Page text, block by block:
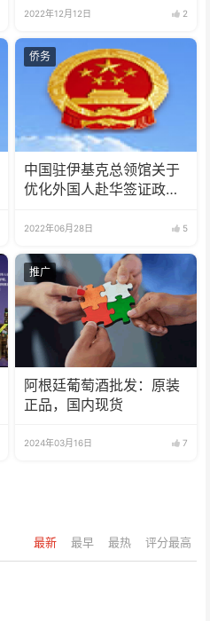
2022年12月12日 2
侨务
中国驻伊基克总领馆关于
优化外国人赴华签证政策
2022年06月28日 5
推广
阿根廷葡萄酒批发：原装
正品，国内现货
2024年03月16日 7
最新 最早 最热 评分最高